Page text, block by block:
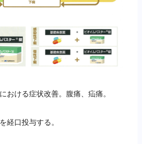
ける症状改善。腹痛、疝痛。
経口投与する。